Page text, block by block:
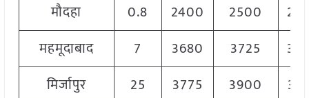
मौदहा
0.8 2400 2500
महमूदाबाद
7 3680 3725
मिर्जापुर
25 3775 3900